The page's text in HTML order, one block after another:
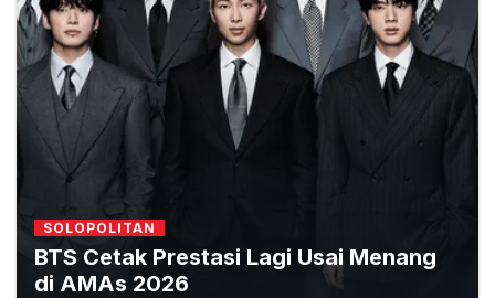
SOLOPOLITAN
BTS Cetak Prestasi Lagi Usai Menang
di AMAs 2026